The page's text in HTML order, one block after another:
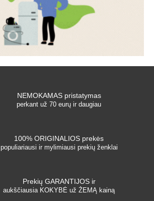
NEMOKAMAS pristatymas
perkant už 70 eurų ir daugiau
100% ORIGINALIOS prekės
populiariausi ir mylimiausi prekių ženklai
Prekių GARANTIJOS ir
aukščiausia KOKYBĖ už ŽEMĄ kainą